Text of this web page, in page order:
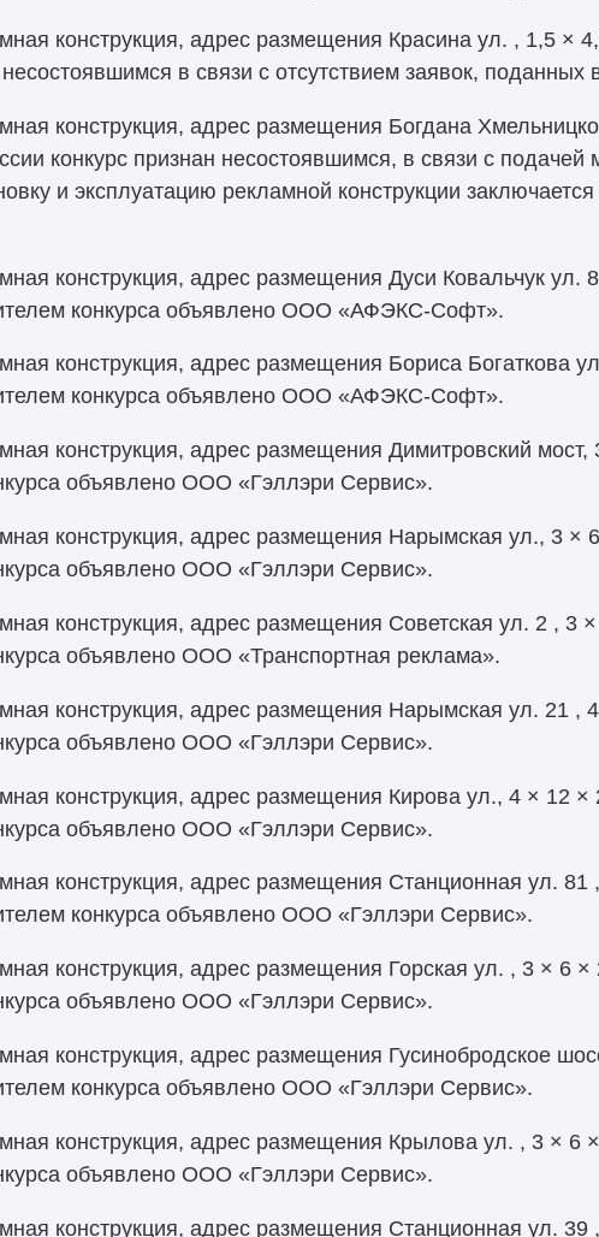
конструкция, адрес размещения Красина ул. , 1,5 ×
в связи с отсутствием заявок,
конструкция, адрес размещения Богдана
конкурс признан несостоявшимся, в связи с подачей
и эксплуатацию рекламной конструкции
конструкция, адрес размещения Дуси Ковальчук ул.
конкурса объявлено ООО «АФЭКС-Софт».
конструкция, адрес размещения Бориса Богаткова
конкурса объявлено ООО «АФЭКС-Софт».
конструкция, адрес размещения Димитровский
объявлено ООО «Гэллэри Сервис».
конструкция, адрес размещения Нарымская ул., 3 ×
объявлено ООО «Гэллэри Сервис».
конструкция, адрес размещения Советская ул. 2 , 3
объявлено ООО «Транспортная реклама».
конструкция, адрес размещения Нарымская ул. 21 ,
объявлено ООО «Гэллэри Сервис».
конструкция, адрес размещения Кирова ул., 4 × 12
объявлено ООО «Гэллэри Сервис».
конструкция, адрес размещения Станционная ул.
конкурса объявлено ООО «Гэллэри Сервис».
конструкция, адрес размещения Горская ул. , 3 × 6
объявлено ООО «Гэллэри Сервис».
конструкция, адрес размещения Гусинобродское
конкурса объявлено ООО «Гэллэри Сервис».
конструкция, адрес размещения Крылова ул. , 3 × 6
объявлено ООО «Гэллэри Сервис».
конструкция, адрес размещения Станционная ул.